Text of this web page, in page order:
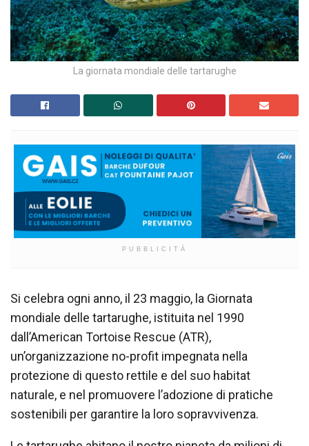
La giornata mondiale delle tartarughe
PUBBLICITÀ
Si celebra ogni anno, il 23 maggio, la Giornata
mondiale delle tartarughe, istituita nel 1990
dall’American Tortoise Rescue (ATR),
un’organizzazione no-profit impegnata nella
protezione di questo rettile e del suo habitat
naturale, e nel promuovere l’adozione di pratiche
sostenibili per garantire la loro sopravvivenza.